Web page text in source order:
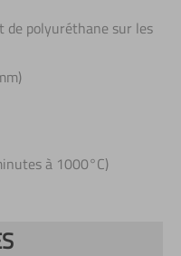
de polyuréthane sur les
à 1000°C)